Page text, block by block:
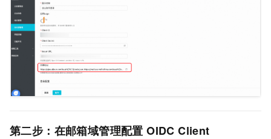
第二步：在邮箱域管理配置 OIDC Client